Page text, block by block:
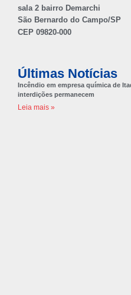
sala 2 bairro Demarchi
São Bernardo do Campo/SP
CEP 09820-000
Últimas Notícias
Incêndio em empresa química de
interdições permanecem
Leia mais »